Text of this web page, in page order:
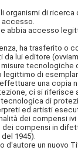
di
abbia accesso
ha trasferito o
lui editore
di
una
ci si riferisce
di
ed artisti
dei compensi
compensi in
1945).
d'autore un nuovo